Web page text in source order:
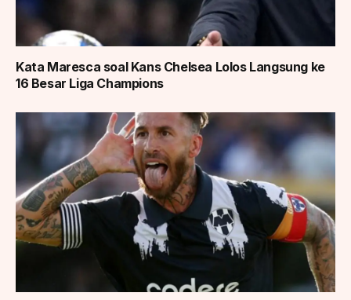
Kata Maresca soal Kans Chelsea Lolos Langsung ke
16 Besar Liga Champions